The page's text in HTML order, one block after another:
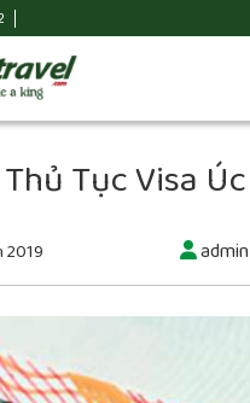
Tục Visa Úc
2019 admin